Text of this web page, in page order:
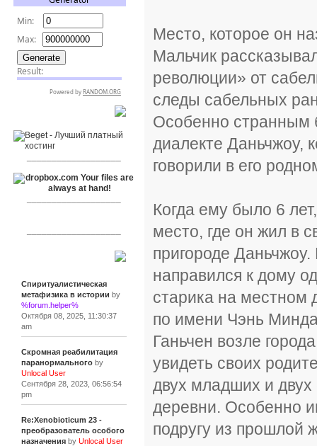
Спиритуалистическая
метафизика в истории by
%forum.helper%
Октября 08, 2025, 11:30:37
am
Скромная реабилитация
паранормальногоby
Unlocal User
Сентября 28, 2023, 06:56:54
pm
Re:Xenobioticum 23 -
преобразователь особого
назначенияby Unlocal User
Место, которое он
Мальчик
революции» от
следы сабельных
Особенно странным
диалекте Даньчжоу,
говорили в его
Когда ему было 6
место, где он жил в
пригороде
направился к дому
старика на местном
по имени Чэнь
Ганьчен возле
увидеть своих
двух младших и двух
деревни. Особенно
подругу из прошлой